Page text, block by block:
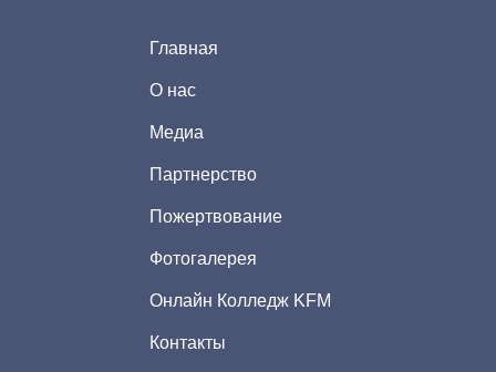
Главная
О нас
Медиа
Партнерство
Пожертвование
Фотогалерея
Онлайн Колледж KFM
Контакты